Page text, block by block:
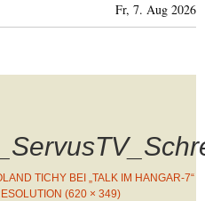
Fr, 7. Aug 2026
TICHY BEI „TALK IM HANGAR-7“
(620 × 349)